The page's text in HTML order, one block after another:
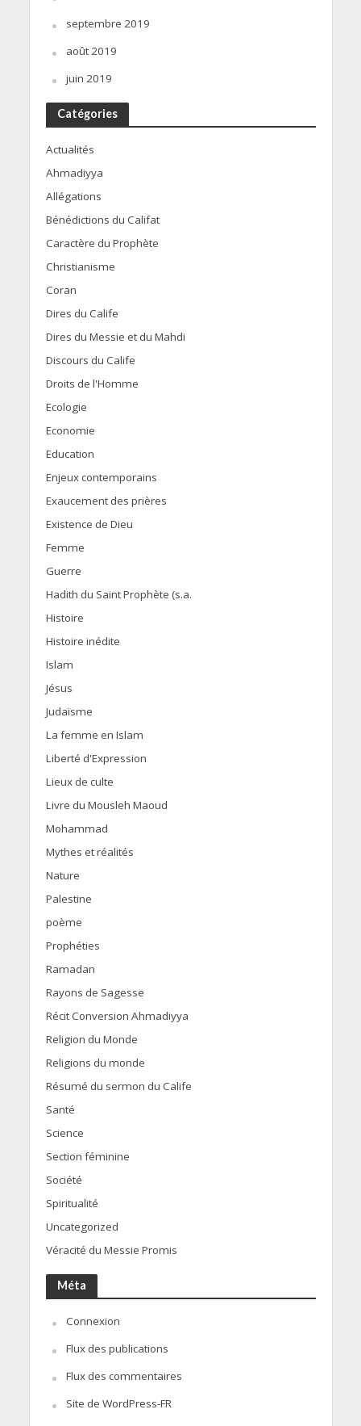
septembre 2019
août 2019
juin 2019
Catégories
Actualités
Ahmadiyya
Allégations
Bénédictions du Califat
Caractère du Prophète
Christianisme
Coran
Dires du Calife
Dires du Messie et du Mahdi
Discours du Calife
Droits de l'Homme
Ecologie
Economie
Education
Enjeux contemporains
Exaucement des prières
Existence de Dieu
Femme
Guerre
Hadith du Saint Prophète (s.a.
Histoire
Histoire inédite
Islam
Jésus
Judaïsme
La femme en Islam
Liberté d'Expression
Lieux de culte
Livre du Mousleh Maoud
Mohammad
Mythes et réalités
Nature
Palestine
poème
Prophéties
Ramadan
Rayons de Sagesse
Récit Conversion Ahmadiyya
Religion du Monde
Religions du monde
Résumé du sermon du Calife
Santé
Science
Section féminine
Société
Spiritualité
Uncategorized
Véracité du Messie Promis
Méta
Connexion
Flux des publications
Flux des commentaires
Site de WordPress-FR